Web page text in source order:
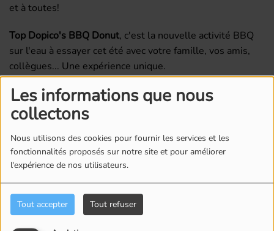
Les informations que nous
collectons
Nous utilisons des cookies pour fournir les services et les
fonctionnalités proposés sur notre site et pour améliorer
l'expérience de nos utilisateurs.
Tout accepter Tout refuser
et à toutes!
Top Dopico's BBQ Donut, c'est la nouvelle activité BBQ
sur l'eau à essayer cet été avec votre famille, vos amis,
collègues... Une expérience unique.
www.topdopicosbbqdonut.ca
Commentaires(0)
Connectez-vous pour commenter cet article